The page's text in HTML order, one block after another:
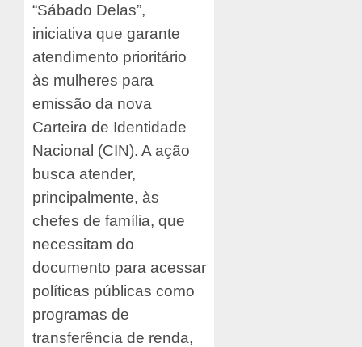
“Sábado Delas”,
iniciativa que garante
atendimento prioritário
às mulheres para
emissão da nova
Carteira de Identidade
Nacional (CIN). A ação
busca atender,
principalmente, às
chefes de família, que
necessitam do
documento para acessar
políticas públicas como
programas de
transferência de renda,